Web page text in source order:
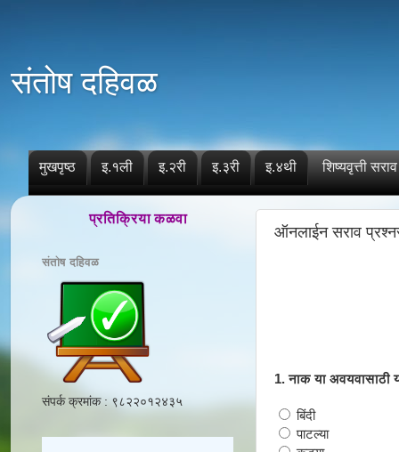
संतोष दहिवळ
मुखपृष्ठ इ.१ली इ.२री इ.३री इ.४थी शिष्यवृत्ती सराव
ऑनलाईन सराव
1. नाक या अवयवासाठी
बिंदी
पाटल्या
प्रतिक्रिया कळवा
संतोष दहिवळ
संपर्क क्रमांक : ९८२२०१२४३५